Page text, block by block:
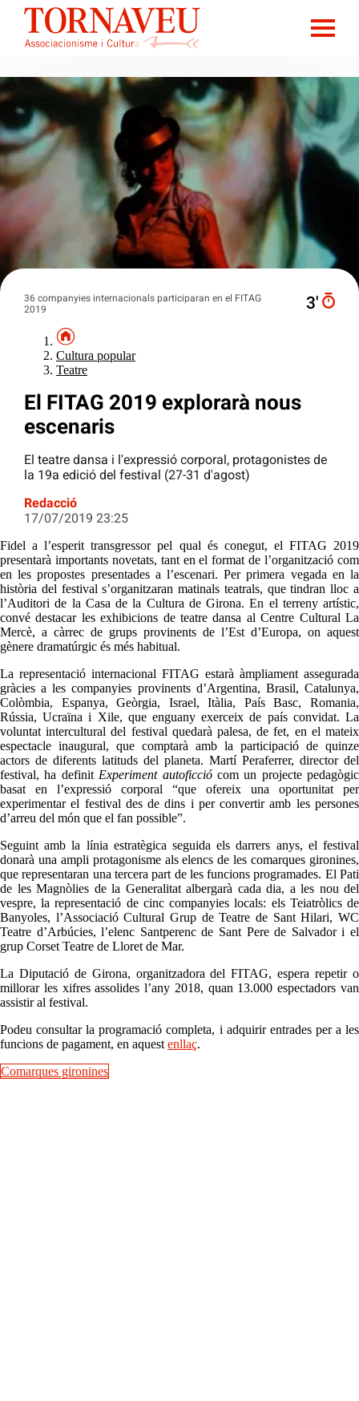
36 companyies internacionals participaran en el FITAG
2019
3′
Cultura popular
Teatre
El FITAG 2019 explorarà nous
escenaris
El teatre dansa i l'expressió corporal, protagonistes de
la 19a edició del festival (27-31 d'agost)
Redacció
17/07/2019 23:25
Fidel a l’esperit transgressor pel qual és conegut, el FITAG 2019
presentarà importants novetats, tant en el format de l’organització com
en les propostes presentades a l’escenari. Per primera vegada en la
història del festival s’organitzaran matinals teatrals, que tindran lloc a
l’Auditori de la Casa de la Cultura de Girona. En el terreny artístic,
convé destacar les exhibicions de teatre dansa al Centre Cultural La
Mercè, a càrrec de grups provinents de l’Est d’Europa, on aquest
gènere dramatúrgic és més habitual.
La representació internacional FITAG estarà àmpliament assegurada
gràcies a les companyies provinents d’Argentina, Brasil, Catalunya,
Colòmbia, Espanya, Geòrgia, Israel, Itàlia, País Basc, Romania,
Rússia, Ucraïna i Xile, que enguany exerceix de país convidat. La
voluntat intercultural del festival quedarà palesa, de fet, en el mateix
espectacle inaugural, que comptarà amb la participació de quinze
actors de diferents latituds del planeta. Martí Peraferrer, director del
festival, ha definitExperiment autoficció com un projecte pedagògic
basat en l’expressió corporal “que ofereix una oportunitat per
experimentar el festival des de dins i per convertir amb les persones
d’arreu del món que el fan possible”.
Seguint amb la línia estratègica seguida els darrers anys, el festival
donarà una ampli protagonisme als elencs de les comarques gironines,
que representaran una tercera part de les funcions programades. El Pati
de les Magnòlies de la Generalitat albergarà cada dia, a les nou del
vespre, la representació de cinc companyies locals: els Teiatròlics de
Banyoles, l’Associació Cultural Grup de Teatre de Sant Hilari, WC
Teatre d’Arbúcies, l’elenc Santperenc de Sant Pere de Salvador i el
grup Corset Teatre de Lloret de Mar.
La Diputació de Girona, organitzadora del FITAG, espera repetir o
millorar les xifres assolides l’any 2018, quan 13.000 espectadors van
assistir al festival.
Podeu consultar la programació completa, i adquirir entrades per a les
funcions de pagament, en aquestenllaç.
Comarques gironines